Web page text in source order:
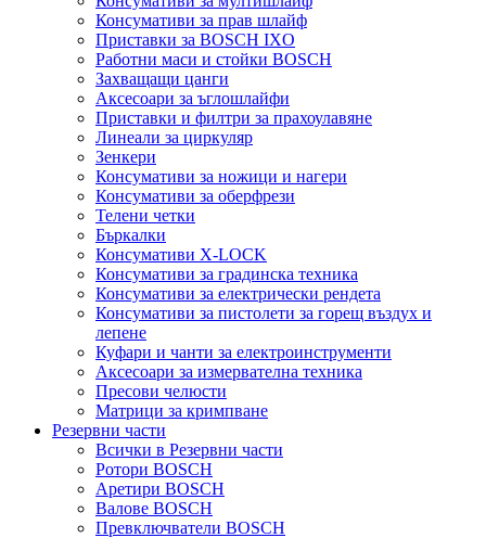
Консумативи за прав шлайф
Приставки за BOSCH IXO
Работни маси и стойки BOSCH
Захващащи цанги
Аксесоари за ъглошлайфи
Приставки и филтри за прахоулавяне
Линеали за циркуляр
Зенкери
Консумативи за ножици и нагери
Консумативи за оберфрези
Телени четки
Бъркалки
Консумативи X-LOCK
Консумативи за градинска техника
Консумативи за електрически рендета
Консумативи за пистолети за горещ въздух и
лепене
Куфари и чанти за електроинструменти
Аксесоари за измервателна техника
Пресови челюсти
Матрици за кримпване
Резервни части
Всички в Резервни части
Ротори BOSCH
Аретири BOSCH
Валове BOSCH
Превключватели BOSCH